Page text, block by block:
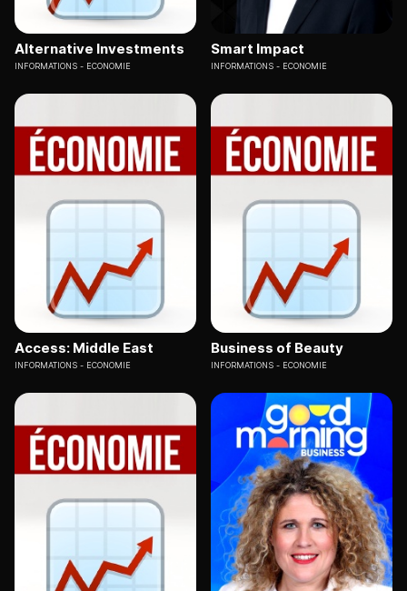
Alternative Investments
INFORMATIONS ECONOMIE
Smart Impact
INFORMATIONS ECONOMIE
Access: Middle East
INFORMATIONS ECONOMIE
Business of Beauty
INFORMATIONS ECONOMIE